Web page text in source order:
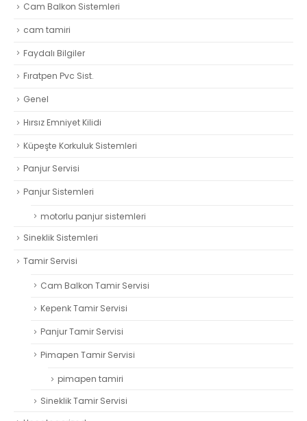
Cam Balkon Sistemleri
cam tamiri
Faydalı Bilgiler
Fıratpen Pvc Sist.
Genel
Hırsız Emniyet Kilidi
Küpeşte Korkuluk Sistemleri
Panjur Servisi
Panjur Sistemleri
motorlu panjur sistemleri
Sineklik Sistemleri
Tamir Servisi
Cam Balkon Tamir Servisi
Kepenk Tamir Servisi
Panjur Tamir Servisi
Pimapen Tamir Servisi
pimapen tamiri
Sineklik Tamir Servisi